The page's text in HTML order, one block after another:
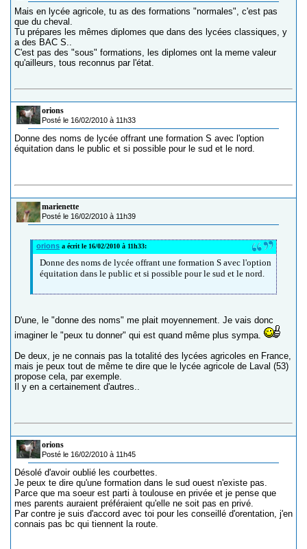
Mais en lycée agricole, tu as des formations "normales", c'est pas
que du cheval.
Tu prépares les mêmes diplomes que dans des lycées classiques, y
a des BAC S..
C'est pas des "sous" formations, les diplomes ont la meme valeur
qu'ailleurs, tous reconnus par l'état.
orions
Posté le 16/02/2010 à 11h33
Donne des noms de lycée offrant une formation S avec l'option
équitation dans le public et si possible pour le sud et le nord.
marienette
Posté le 16/02/2010 à 11h39
orions a écrit le 16/02/2010 à 11h33:
Donne des noms de lycée offrant une formation S avec l'option
équitation dans le public et si possible pour le sud et le nord.
D'une, le "donne des noms" me plait moyennement. Je vais donc
imaginer le "peux tu donner" qui est quand même plus sympa.
De deux, je ne connais pas la totalité des lycées agricoles en France,
mais je peux tout de même te dire que le lycée agricole de Laval (53)
propose cela, par exemple.
Il y en a certainement d'autres..
orions
Posté le 16/02/2010 à 11h45
Désolé d'avoir oublié les courbettes.
Je peux te dire qu'une formation dans le sud ouest n'existe pas.
Parce que ma soeur est parti à toulouse en privée et je pense que
mes parents auraient préféraient qu'elle ne soit pas en privé.
Par contre je suis d'accord avec toi pour les conseillé d'orentation, j'en
connais pas bc qui tiennent la route.